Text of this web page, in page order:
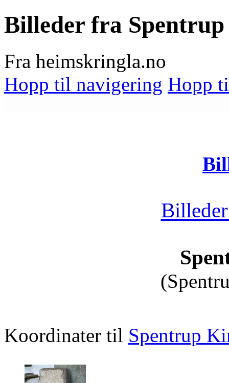
Billeder fra
Fra heimskringla.no
Hopp til navigering Hopp
Koordinater til Spentrup